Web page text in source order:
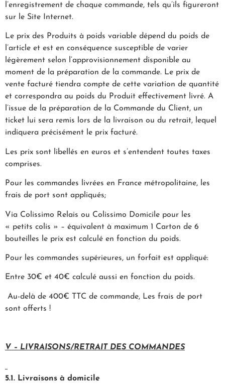
l’enregistrement de chaque commande, tels qu’ils figureront
sur le Site Internet.
Le prix des Produits à poids variable dépend du poids de
l’article et est en conséquence susceptible de varier
légèrement selon l’approvisionnement disponible au
moment de la préparation de la commande. Le prix de
vente facturé tiendra compte de cette variation de quantité
et correspondra au poids du Produit effectivement livré. A
l’issue de la préparation de la Commande du Client, un
ticket lui sera remis lors de la livraison ou du retrait, lequel
indiquera précisément le prix facturé.
Les prix sont libellés en euros et s’entendent toutes taxes
comprises.
Pour les commandes livrées en France métropolitaine, les
frais de port sont appliqués;
Via Colissimo Relais ou Colissimo Domicile pour les
« petits colis » – équivalent à maximum 1 Carton de 6
bouteilles le prix est calculé en fonction du poids.
Pour les commandes supérieures, un forfait est appliqué:
Entre 30€ et 40€ calculé aussi en fonction du poids.
Au-delà de 400€ TTC de commande, Les frais de port
sont offerts !
V – LIVRAISONS/RETRAIT DES COMMANDES
5.1. Livraisons à domicile